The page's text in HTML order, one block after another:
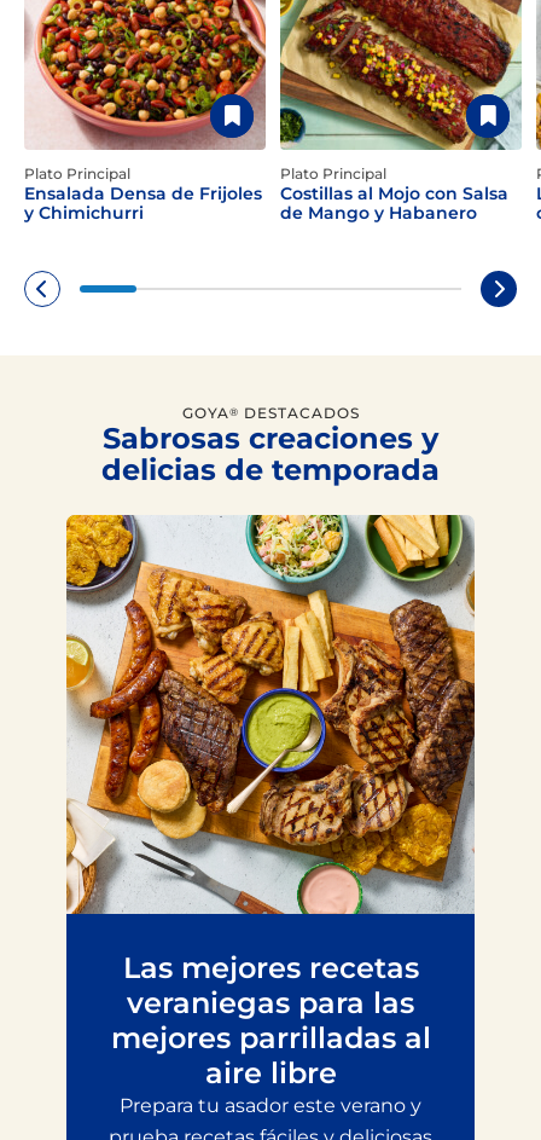
Plato Principal
Ensalada Densa de Frijoles
y Chimichurri
Plato Principal
Costillas al Mojo con Salsa
de Mango y Habanero
GOYA® DESTACADOS
Sabrosas creaciones y
delicias de temporada
Las mejores recetas
veraniegas para las
mejores parrilladas al
aire libre
Prepara tu asador este verano y